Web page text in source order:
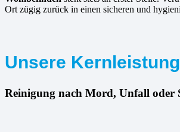
Ort zügig zurück in einen sicheren und
Unsere
Reinigung nach Mord, Unfall oder